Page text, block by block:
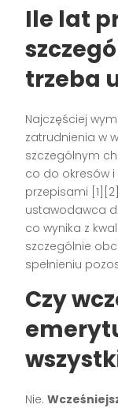
Ile lat
trzeba
Najczęściej
zatrudnienia w
szczególnym
co do okresów
przepisami
ustawodawca
co wynika z
szczególnie
spełnieniu
Czy
Nie.